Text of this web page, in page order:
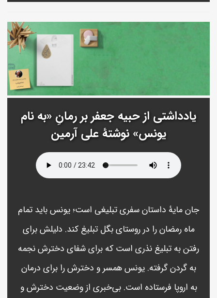
یادداشتی از حبیه جعفر بر رمانِ «به نام
یونس» نوشتۀ علی آرمین
جان مایۀ داستان سفری تبلیغی است؛ یونس باید تمام
ماه رمضان را در روستای بگل تبلیغ کند. دلیلش برای
رفتن به تبلیغ نذری است که برای شفای دخترش نجمه
به گردن گرفته. یونس همسر و دخترش را برای درمان
به اروپا فرستاده است. بی‌خبری از وضعیت دخترش و